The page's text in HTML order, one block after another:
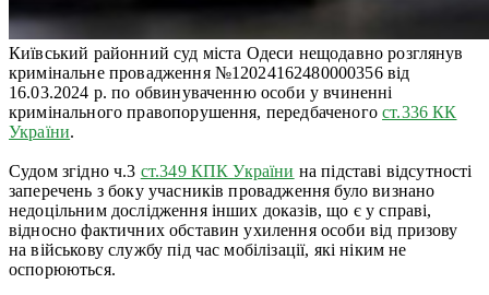
Київський районний суд міста Одеси нещодавно розглянув
кримінальне провадження №12024162480000356 від
16.03.2024 р. по обвинуваченню особи у вчиненні
кримінального правопорушення, передбаченогост.336 КК
України.
Судом згідно ч.3 ст.349 КПК України на підставі відсутності
заперечень з боку учасників провадження було визнано
недоцільним дослідження інших доказів, що є у справі,
відносно фактичних обставин ухилення особи від призову
на військову службу під час мобілізації, які ніким не
оспорюються.